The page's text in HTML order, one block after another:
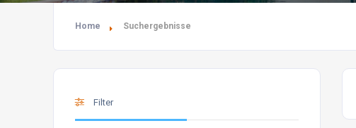
Home Suchergebnisse
Filter